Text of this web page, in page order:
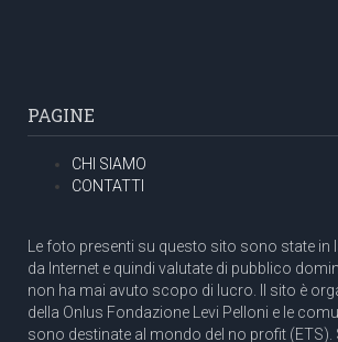
PAGINE
CHI SIAMO
CONTATTI
Le foto presenti su questo sito sono state in
da Internet e quindi valutate di pubblico
non ha mai avuto scopo di lucro. Il sito è
della Onlus Fondazione Levi Pelloni e le
sono destinate al mondo del no profit (ETS).